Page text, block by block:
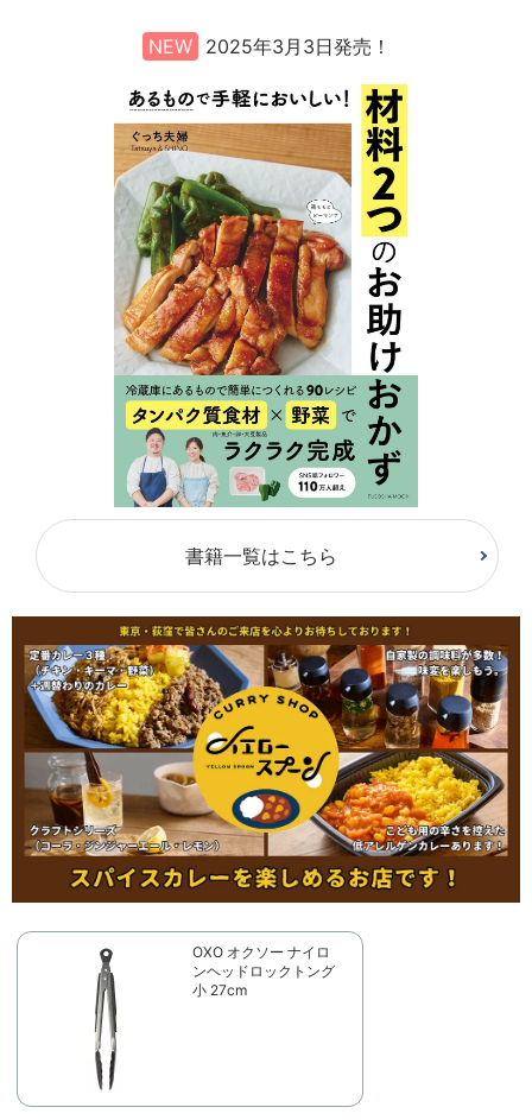
NEW 2025年3月3日発売！
書籍一覧はこちら
OXO オクソー ナイロ
ンヘッドロックトング
小 27cm